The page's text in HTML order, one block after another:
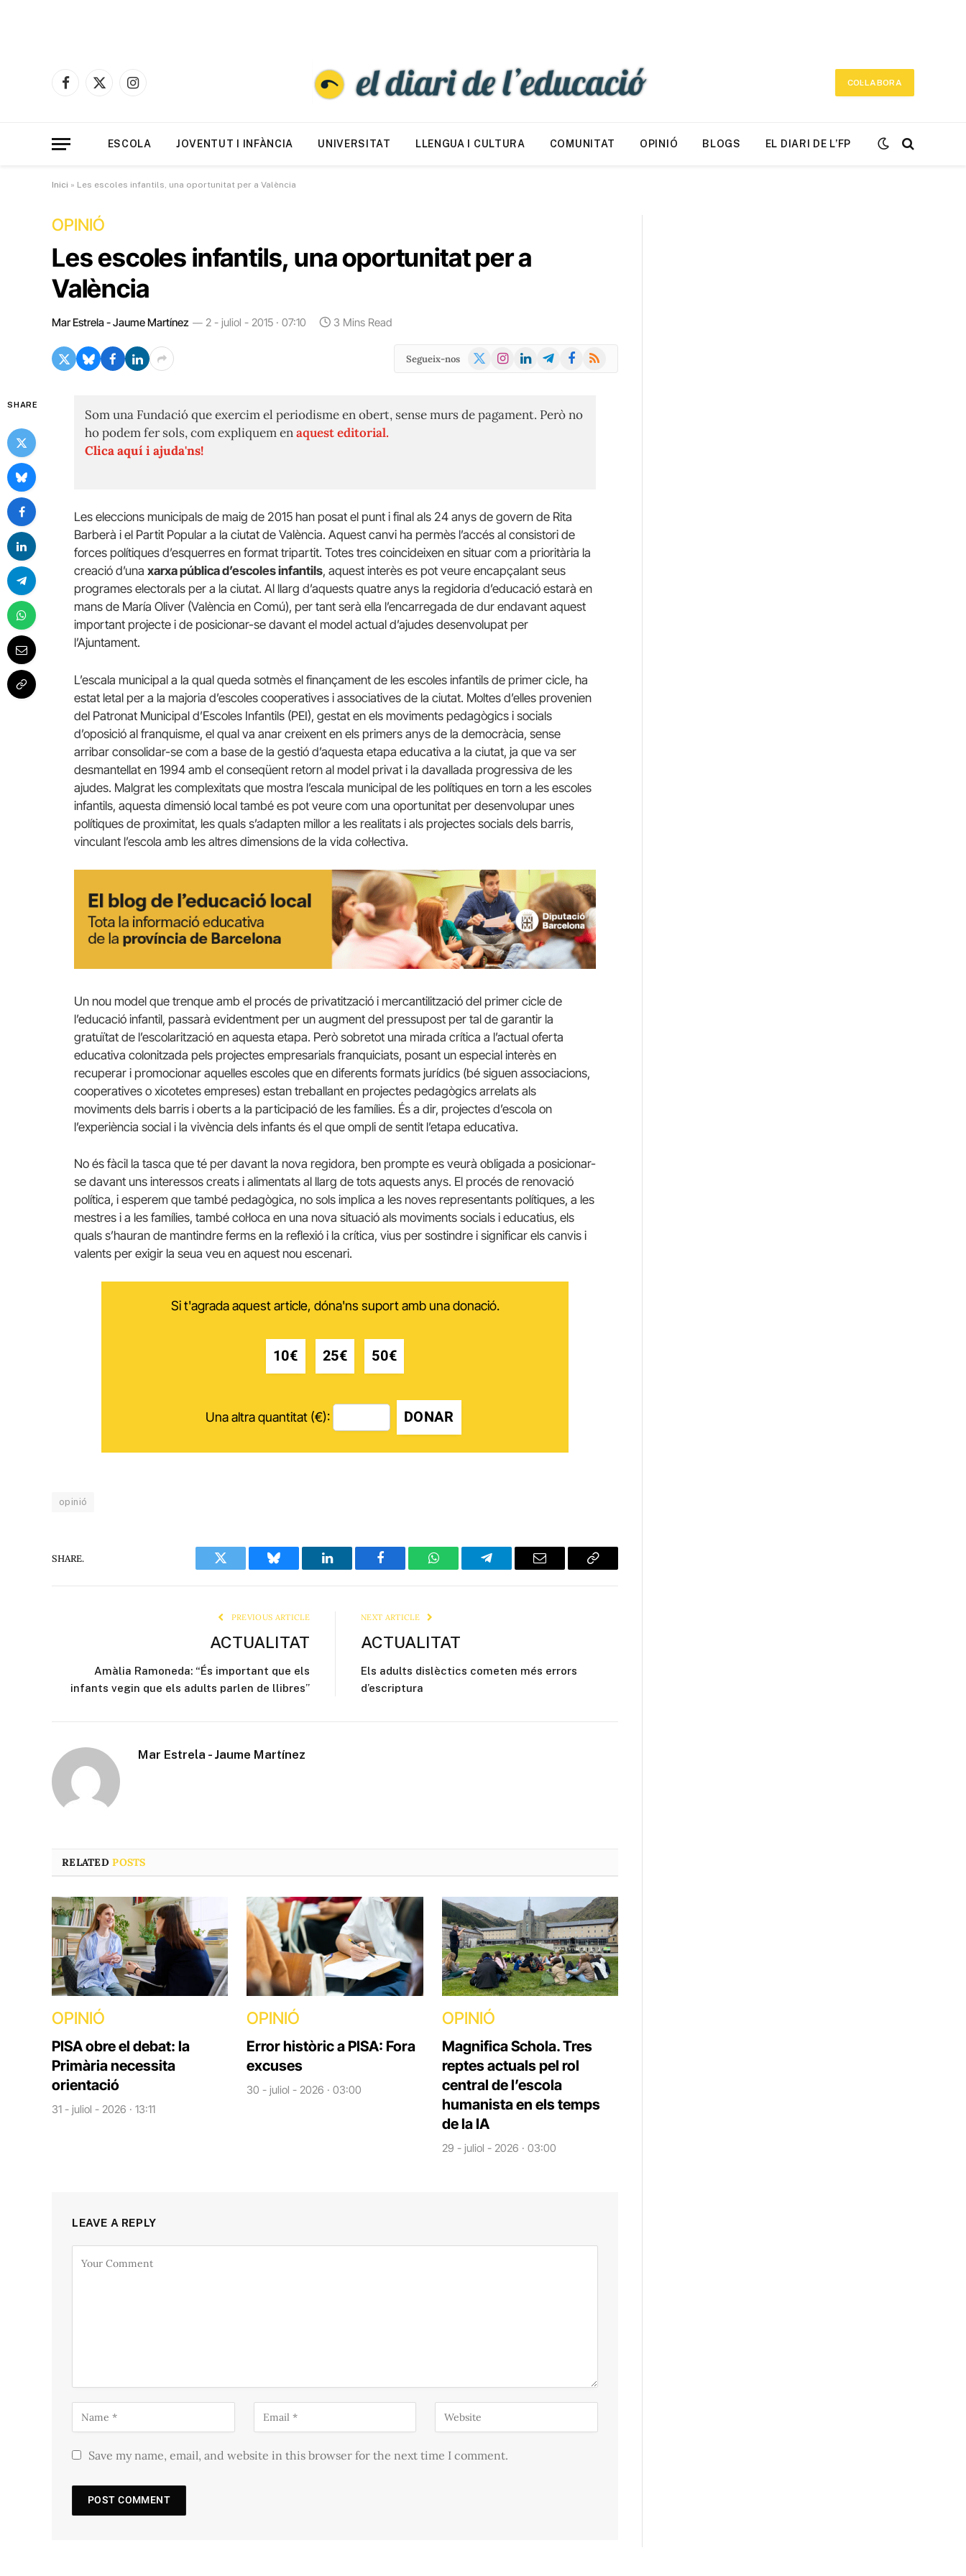
Facebook
X
Instagram
COL·LABORA
ESCOLA JOVENTUT I INFÀNCIA UNIVERSITAT LLENGUA I CULTURA COMUNITAT OPINIÓ BLOGS EL DIARI DE L’FP
Inici » Les escoles infantils, una oportunitat per a València
OPINIÓ
Les escoles infantils, una oportunitat per a
València
Mar Estrela - Jaume Martínez 2 - juliol - 2015 · 07:10 3 Mins Read
Segueix-nos
X
Instagram
LinkedInTelegramFacebook
RSS
SHARE
Som una Fundació que exercim el periodisme en obert, sense murs de pagament. Però no
ho podem fer sols, com expliquem enaquest editorial.
Clica aquí i ajuda'ns!
Les eleccions municipals de maig de 2015 han posat el punt i final als 24 anys de govern de Rita
Barberà i el Partit Popular a la ciutat de València. Aquest canvi ha permès l’accés al consistori de
forces polítiques d’esquerres en format tripartit. Totes tres coincideixen en situar com a prioritària la
creació d’una xarxa pública d’escoles infantils, aquest interès es pot veure encapçalant seus
programes electorals per a la ciutat. Al llarg d’aquests quatre anys la regidoria d’educació estarà en
mans de María Oliver (València en Comú), per tant serà ella l’encarregada de dur endavant aquest
important projecte i de posicionar-se davant el model actual d’ajudes desenvolupat per
l’Ajuntament.
L’escala municipal a la qual queda sotmès el finançament de les escoles infantils de primer cicle, ha
estat letal per a la majoria d’escoles cooperatives i associatives de la ciutat. Moltes d’elles provenien
del Patronat Municipal d’Escoles Infantils (PEI), gestat en els moviments pedagògics i socials
d’oposició al franquisme, el qual va anar creixent en els primers anys de la democràcia, sense
arribar consolidar-se com a base de la gestió d’aquesta etapa educativa a la ciutat, ja que va ser
desmantellat en 1994 amb el conseqüent retorn al model privat i la davallada progressiva de les
ajudes. Malgrat les complexitats que mostra l’escala municipal de les polítiques en torn a les escoles
infantils, aquesta dimensió local també es pot veure com una oportunitat per desenvolupar unes
polítiques de proximitat, les quals s’adapten millor a les realitats i als projectes socials dels barris,
vinculant l’escola amb les altres dimensions de la vida col·lectiva.
Un nou model que trenque amb el procés de privatització i mercantilització del primer cicle de
l’educació infantil, passarà evidentment per un augment del pressupost per tal de garantir la
gratuïtat de l’escolarització en aquesta etapa. Però sobretot una mirada crítica a l’actual oferta
educativa colonitzada pels projectes empresarials franquiciats, posant un especial interès en
recuperar i promocionar aquelles escoles que en diferents formats jurídics (bé siguen associacions,
cooperatives o xicotetes empreses) estan treballant en projectes pedagògics arrelats als
moviments dels barris i oberts a la participació de les famílies. És a dir, projectes d’escola on
l’experiència social i la vivència dels infants és el que ompli de sentit l’etapa educativa.
No és fàcil la tasca que té per davant la nova regidora, ben prompte es veurà obligada a posicionar-
se davant uns interessos creats i alimentats al llarg de tots aquests anys. El procés de renovació
política, i esperem que també pedagògica, no sols implica a les noves representants polítiques, a les
mestres i a les famílies, també col·loca en una nova situació als moviments socials i educatius, els
quals s’hauran de mantindre ferms en la reflexió i la crítica, vius per sostindre i significar els canvis i
valents per exigir la seua veu en aquest nou escenari.
Si t'agrada aquest article, dóna'ns suport amb una donació.
10€ 25€ 50€
Una altra quantitat (€): DONAR
opinió
SHARE.
Twitter Bluesky LinkedIn Facebook WhatsAppTelegram Email
Copy
PREVIOUS ARTICLE
ACTUALITAT
Amàlia Ramoneda: “És important que els
infants vegin que els adults parlen de llibres”
NEXT ARTICLE
ACTUALITAT
Els adults dislèctics cometen més errors
d’escriptura
Mar Estrela - Jaume Martínez
RELATEDPOSTS
OPINIÓ
PISA obre el debat: la
Primària necessita
orientació
31 - juliol - 2026 · 13:11
OPINIÓ
Error històric a PISA: Fora
excuses
30 - juliol - 2026 · 03:00
OPINIÓ
Magnifica Schola. Tres
reptes actuals pel rol
central de l’escola
humanista en els temps
de la IA
29 - juliol - 2026 · 03:00
LEAVE A REPLY
Save my name, email, and website in this browser for the next time I comment.